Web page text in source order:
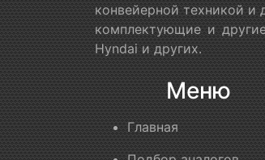
конвейерной техникой и
комплектующие и
Hyndai и других.
Меню
Главная